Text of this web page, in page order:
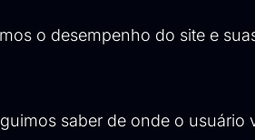
o desempenho do site e
saber de onde o